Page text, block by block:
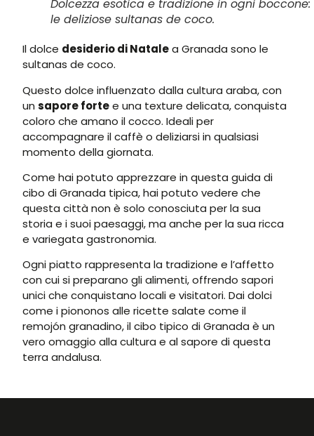
Dolcezza esotica e tradizione in ogni boccone:
le deliziose sultanas de coco.
Il dolce desiderio di Natalea Granada sono le
sultanas de coco.
Questo dolce influenzato dalla cultura araba, con
un sapore fortee una texture delicata, conquista
coloro che amano il cocco. Ideali per
accompagnare il caffè o deliziarsi in qualsiasi
momento della giornata.
Come hai potuto apprezzare in questa guida di
cibo di Granada tipica, hai potuto vedere che
questa città non è solo conosciuta per la sua
storia e i suoi paesaggi, ma anche per la sua ricca
e variegata gastronomia.
Ogni piatto rappresenta la tradizione e l’affetto
con cui si preparano gli alimenti, offrendo sapori
unici che conquistano locali e visitatori. Dai dolci
come i piononos alle ricette salate come il
remojón granadino, il cibo tipico di Granada è un
vero omaggio alla cultura e al sapore di questa
terra andalusa.